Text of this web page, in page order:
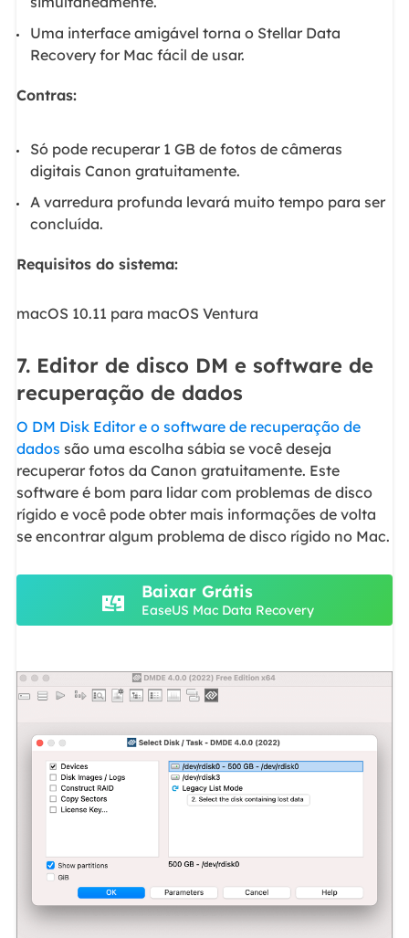
Uma interface amigável torna o Stellar Data
Recovery for Mac fácil de usar.
Contras:
Só pode recuperar 1 GB de fotos de câmeras
digitais Canon gratuitamente.
A varredura profunda levará muito tempo para ser
concluída.
Requisitos do sistema:
macOS 10.11 para macOS Ventura
7. Editor de disco DM e software de
recuperação de dados
O DM Disk Editor e o software de recuperação de
dados são uma escolha sábia se você deseja
recuperar fotos da Canon gratuitamente. Este
software é bom para lidar com problemas de disco
rígido e você pode obter mais informações de volta
se encontrar algum problema de disco rígido no Mac.
Baixar Grátis
EaseUS Mac Data Recovery